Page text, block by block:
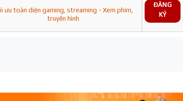
ưu toàn diện gaming, streaming - Xem phim,
truyền hình
ĐĂNG
KÝ